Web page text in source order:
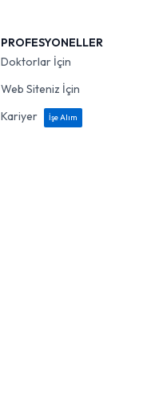
PROFESYONELLER
Doktorlar İçin
Web Siteniz İçin
Kariyer
İşe Alım